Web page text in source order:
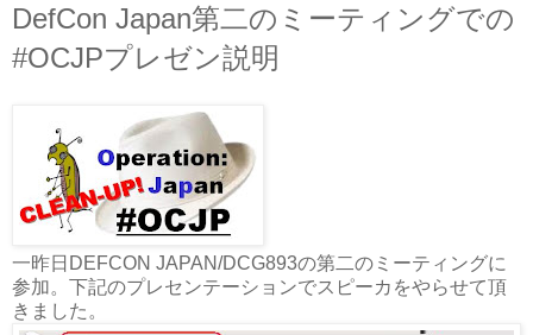
DefCon Japan第二のミーティングでの
#OCJPプレゼン説明
一昨日DEFCON JAPAN/DCG893の第二のミーティングに
参加。下記のプレセンテーションでスピーカをやらせて頂
きました。